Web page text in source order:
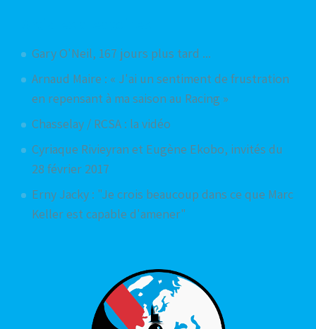
Gary O'Neil, 167 jours plus tard ...
Arnaud Maire : « J'ai un sentiment de frustration
en repensant à ma saison au Racing »
Chasselay / RCSA : la vidéo
Cyriaque Rivieyran et Eugène Ekobo, invités du
28 février 2017
Erny Jacky : "Je crois beaucoup dans ce que Marc
Keller est capable d'amener"